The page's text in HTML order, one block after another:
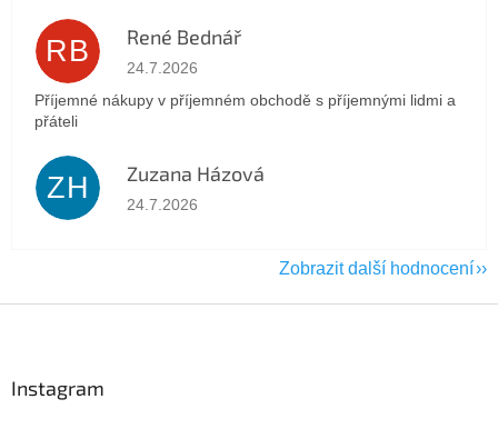
RB René Bednář
Hodnocení obchodu je 5 z 5 hvězdiček.
24.7.2026
Příjemné nákupy v příjemném obchodě s příjemnými lidmi a
přáteli
ZH Zuzana Házová
Hodnocení obchodu je 5 z 5 hvězdiček.
24.7.2026
Zobrazit další hodnocení
Instagram